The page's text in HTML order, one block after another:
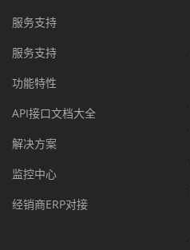
服务支持
服务支持
功能特性
API接口文档大全
解决方案
监控中心
经销商ERP对接